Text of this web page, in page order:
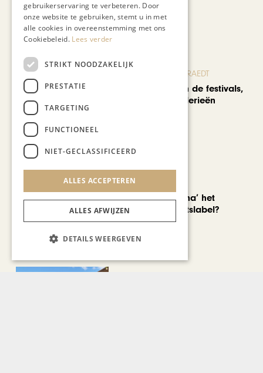
Recent nieuws
BLOG JO CORTENRAEDT
We verzuipen in de festivals,
feesten en braderieën
AUTOMOTIVE
Is ‘Made in China’ het
nieuwe kwaliteitslabel?
gebruikerservaring te verbeteren. Door
onze website te gebruiken, stemt u in met
alle cookies in overeenstemming met ons
Cookiebeleid. Lees verder
STRIKT NOODZAKELIJK
PRESTATIE
TARGETING
FUNCTIONEEL
NIET-GECLASSIFICEERD
ALLES ACCEPTEREN
ALLES AFWIJZEN
DETAILS WEERGEVEN